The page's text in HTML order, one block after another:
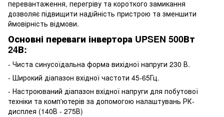
перевантаження, перегріву та короткого замикання
дозволяє підвищити надійність пристрою та зменшити
ймовірність відмови.
Основні переваги інвертора UPSEN 500Вт
24В:
- Чиста синусоїдальна форма вихідної напруги 230 В.
- Широкий діапазон вхідної частоти 45-65Гц.
- Настроюваний діапазон вхідної напруги для побутової
техніки та комп'ютерів за допомогою налаштувань РК-
дисплея (140В - 275В)